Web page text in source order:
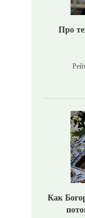
Про
Как